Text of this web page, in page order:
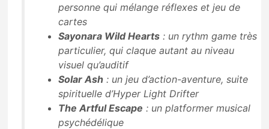
personne qui mélange réflexes et jeu de
cartes
Sayonara Wild Hearts : un rythm game très
particulier, qui claque autant au niveau
visuel qu’auditif
Solar Ash : un jeu d’action-aventure, suite
spirituelle d’Hyper Light Drifter
The Artful Escape : un platformer musical
psychédélique